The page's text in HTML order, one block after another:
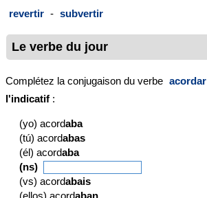
revertir - subvertir
Le verbe du jour
Complétez la conjugaison du verbe acordar
l'indicatif :
(yo) acordaba
(tú) acordabas
(él) acordaba
(ns)
(vs) acordabais
(ellos) acordaban